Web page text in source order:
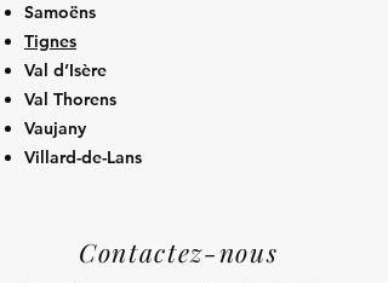
Samoëns
Tignes
Val d’Isère
Val Thorens
Vaujany
Villard-de-Lans
Contactez-nous